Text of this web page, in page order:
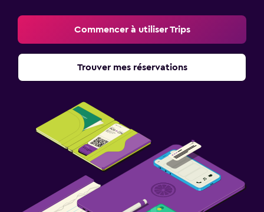
Commencer à utiliser Trips
Trouver mes réservations